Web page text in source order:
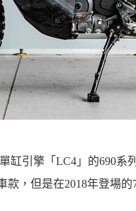
缸引擎「LC4」的690系
款，但是在2018年登場